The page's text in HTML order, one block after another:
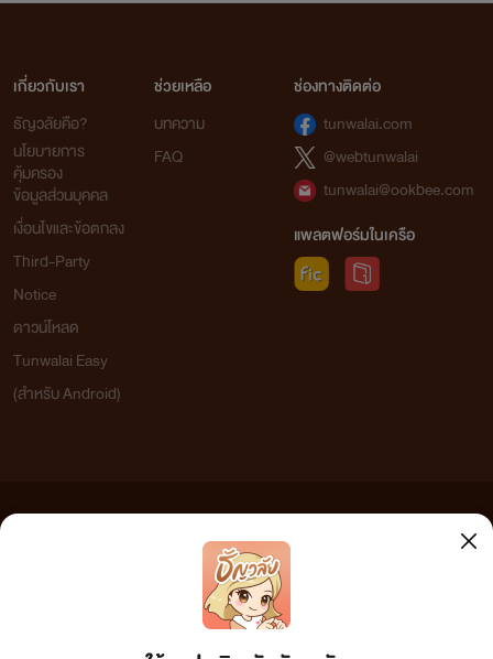
เกี่ยวกับเรา
ธัญวลัยคือ?
นโยบายการ
คุ้มครอง
ข้อมูลส่วนบุคคล
เงื่อนไขและข้อตกลง
Third-Party
Notice
ดาวน์โหลด
Tunwalai Easy
(สำหรับ Android)
ช่วยเหลือ
บทความ
FAQ
ช่องทางติดต่อ
tunwalai.com
@webtunwalai
tunwalai@ookbee.com
แพลตฟอร์มในเครือ
เว็บไซต์แห่งนี้ไม่ได้เห็นด้วยและไม่ขอรับผิดชอบต่อข้อความใดๆ ทั้งสิ้น ดังนั้นผู้อ่านทุกท่านโปรดใช้
วิจารณญาณในการกลั่นกรองด้วยตนเอง และหากท่านพบข้อความใดๆ ที่ขัดต่อกฎหมายและศีลธรรม
กรุณาแจ้งมาที่ tunwalai@ookbee.com เพื่อทีมงานจะได้ดำเนินการในทันที ทั้งนี้ ทางเว็บไซต์ขอสงวน
ลิขสิทธิ์ตามพระราชบัญญัติลิขสิทธิ์ (ฉบับเพิ่มเติม) พ.ศ.2558